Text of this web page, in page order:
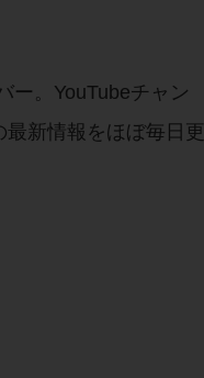
ー。YouTubeチャン
新情報をほぼ毎日更